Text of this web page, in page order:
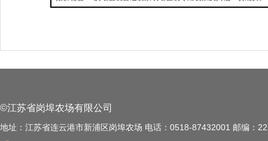
©江苏省岗埠农场有限公司
地址：江苏省连云港市新浦区岗埠农场 电话：0518-87432001 邮编：